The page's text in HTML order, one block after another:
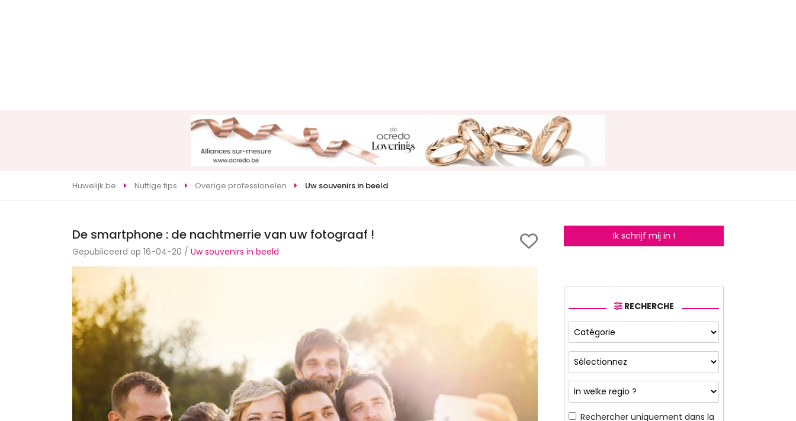
Huwelijk.be Nuttige tips Overige professionelen Uw souvenirs in beeld
De smartphone : de nachtmerrie van uw fotograaf !
Gepubliceerd op 16-04-20 / Uw souvenirs in beeld
Ik schrijf mij in !
RECHERCHE
Rechercher uniquement dans la